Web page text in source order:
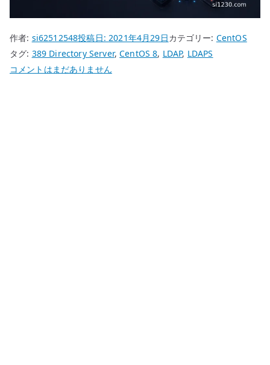
作者: si62512548投稿日:2021年4月29日カテゴリー: CentOS
タグ: 389 Directory Server,CentOS 8, LDAP, LDAPS
CentOS
コメントはまだありません